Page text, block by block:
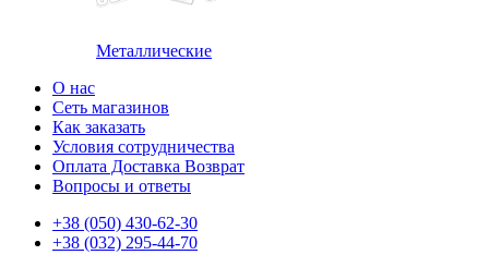
Металлические
О нас
Сеть магазинов
Как заказать
Условия сотрудничества
Оплата Доставка Возврат
Вопросы и ответы
+38 (050) 430-62-30
+38 (032) 295-44-70